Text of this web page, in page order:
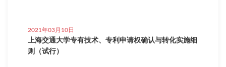
2021年03月10日
上海交通大学专有技术、专利申请权确认与转化实施细
则（试行）